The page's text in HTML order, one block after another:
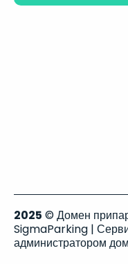
2025 © Домен
SigmaParking |
администратором